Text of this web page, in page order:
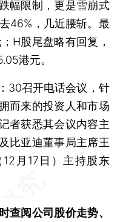
幅限制，更是雪崩式
46%，几近腰斩。最
H股尾盘略有回复，
港元。
召开电话会议，针
而来的投资人和市场
者获悉其会议内容主
比亚迪董事局主席王
月17日）主持股东
查阅公司股价走势、